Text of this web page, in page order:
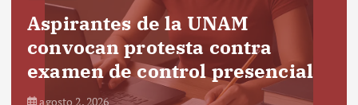
Aspirantes de la UNAM
convocan protesta contra
examen de control presencial
agosto 2, 2026